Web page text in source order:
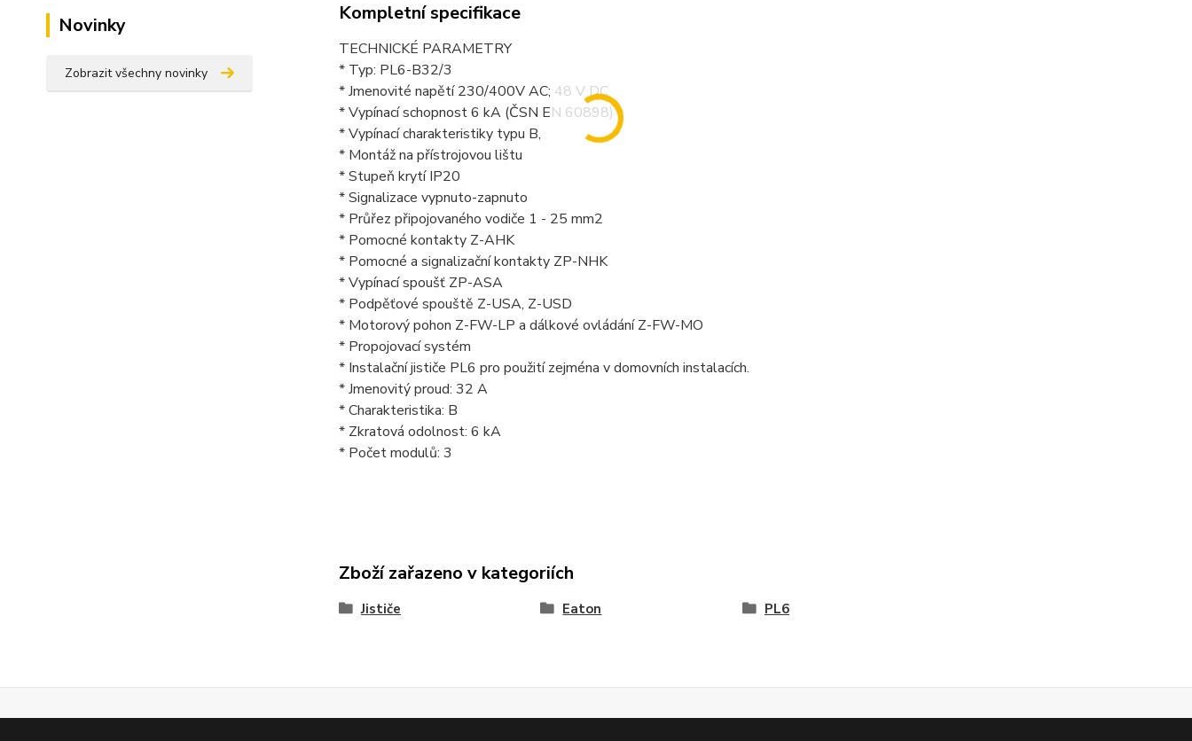
Novinky
Zobrazit všechny novinky
Kompletní specifikace
TECHNICKÉ PARAMETRY
* Typ: PL6-B32/3
* Jmenovité napětí 230/400V AC; 48 V DC
* Vypínací schopnost 6 kA (ČSN EN 60898)
* Vypínací charakteristiky typu B,
* Montáž na přístrojovou lištu
* Stupeň krytí IP20
* Signalizace vypnuto-zapnuto
* Průřez připojovaného vodiče 1 - 25 mm2
* Pomocné kontakty Z-AHK
* Pomocné a signalizační kontakty ZP-NHK
* Vypínací spoušť ZP-ASA
* Podpěťové spouště Z-USA, Z-USD
* Motorový pohon Z-FW-LP a dálkové ovládání Z-FW-MO
* Propojovací systém
* Instalační jističe PL6 pro použití zejména v domovních instalacích.
* Jmenovitý proud: 32 A
* Charakteristika: B
* Zkratová odolnost: 6 kA
* Počet modulů: 3
Zboží zařazeno v kategoriích
Jističe Eaton PL6